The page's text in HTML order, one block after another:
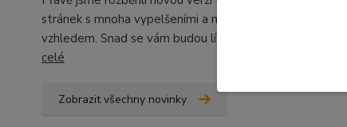
stránek s mnoha vypelšeními a moderním
vzhledem. Snad se vám budou líbit.
celé
Zobrazit všechny novinky